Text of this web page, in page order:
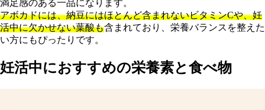
満足感のある一品になります。
アボカドには、納豆にはほとんど含まれないビタミンCや、妊
活中に欠かせない葉酸も含まれており、栄養バランスを整えた
い方にもぴったりです。
妊活中におすすめの栄養素と食べ物